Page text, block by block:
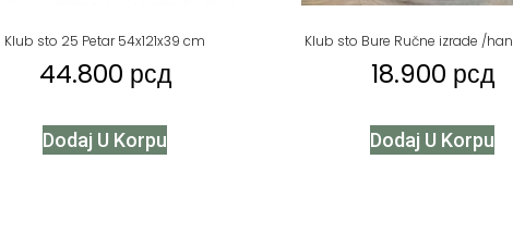
Klub sto 25 Petar 54x121x39 cm
44.800 рсд
Dodaj U Korpu
Klub sto Bure Ručne izrade /
18.900 рсд
Dodaj U Korpu